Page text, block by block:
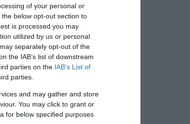
of your personal or
below opt-out section to
is processed you may
utilized by us or personal
separately opt-out of the
the IAB’s list of downstream
parties on the IAB’s List of
parties.
and may gather and store
You may click to grant or
for below specified purposes